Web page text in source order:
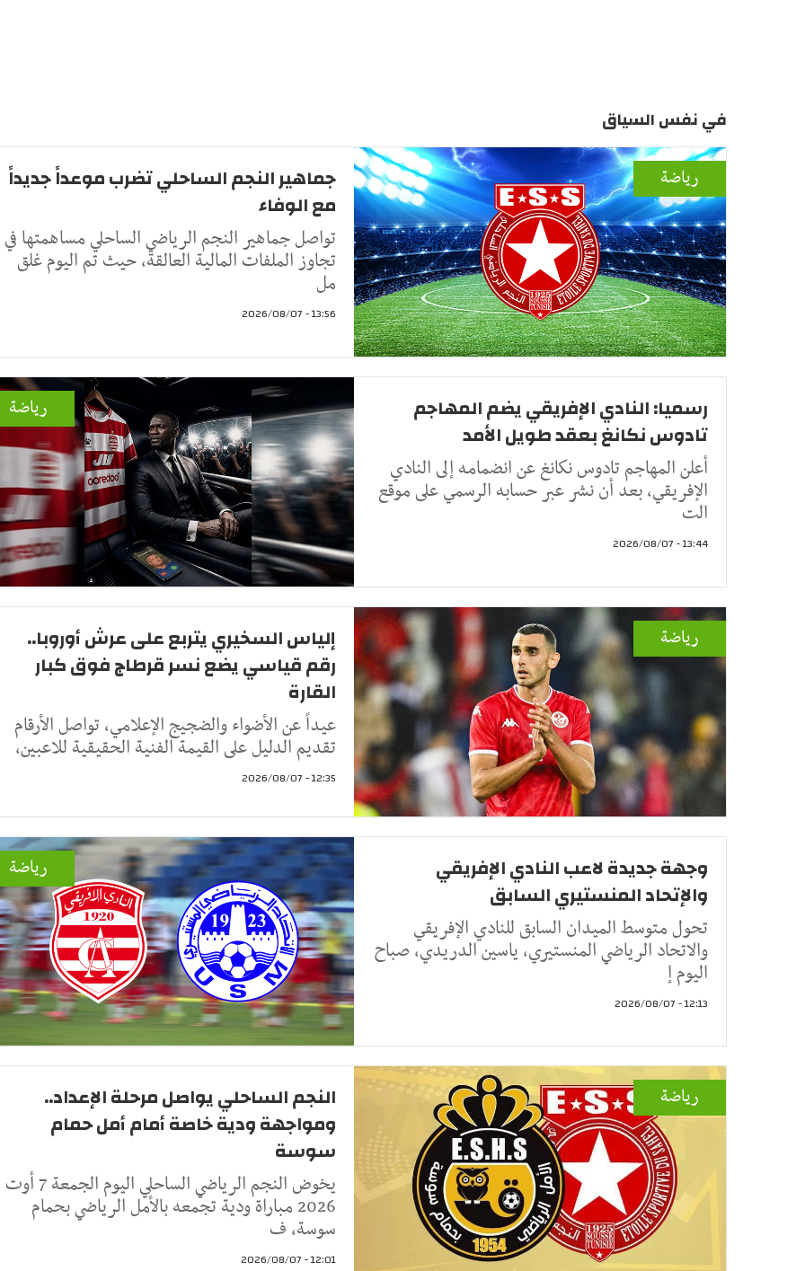
في نفس السياق
رياضة
جماهير النجم الساحلي تضرب موعداً جديداً
مع الوفاء
تواصل جماهير النجم الرياضي الساحلي مساهمتها في
تجاوز الملفات المالية العالقة، حيث تم اليوم غلق
مل
13:56 - 2026/08/07
رياضة
رسميا: النادي الإفريقي يضم المهاجم
تادوس نكانغ بعقد طويل الأمد
أعلن المهاجم تادوس نكانغ عن انضمامه إلى النادي
الإفريقي، بعد أن نشر عبر حسابه الرسمي على موقع
الت
13:44 - 2026/08/07
رياضة
إلياس السخيري يتربع على عرش أوروبا..
رقم قياسي يضع نسر قرطاج فوق كبار
القارة
عيداً عن الأضواء والضجيج الإعلامي، تواصل الأرقام
تقديم الدليل على القيمة الفنية الحقيقية للاعبين،
12:35 - 2026/08/07
رياضة
وجهة جديدة لاعب النادي الإفريقي
والإتحاد المنستيري السابق
تحول متوسط الميدان السابق للنادي الإفريقي
والاتحاد الرياضي المنستيري، ياسين الدريدي، صباح
اليوم إ
12:13 - 2026/08/07
رياضة
النجم الساحلي يواصل مرحلة الإعداد..
ومواجهة ودية خاصة أمام أمل حمام
سوسة
يخوض النجم الرياضي الساحلي اليوم الجمعة 7 أوت
2026 مباراة ودية تجمعه بالأمل الرياضي بحمام
سوسة، ف
12:01 - 2026/08/07